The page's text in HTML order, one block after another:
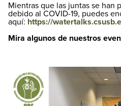
Mientras que las juntas se han
debido al COVID-19, puedes
aquí: https://
Mira algunos de nuestros